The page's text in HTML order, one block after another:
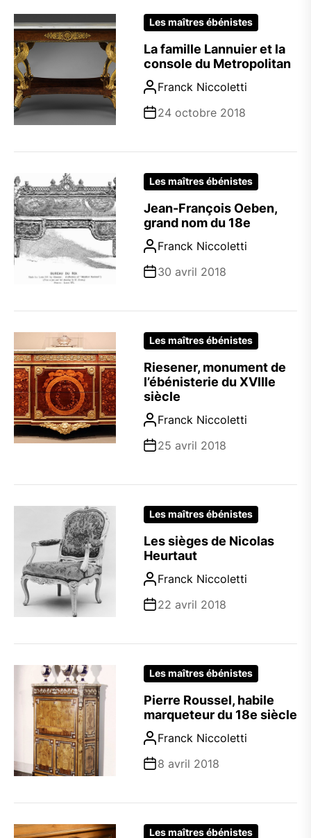
Les maîtres ébénistes
La famille Lannuier et la
console du Metropolitan
Franck Niccoletti
24 octobre 2018
Les maîtres ébénistes
Jean-François Oeben,
grand nom du 18e
Franck Niccoletti
30 avril 2018
Les maîtres ébénistes
Riesener, monument de
l’ébénisterie du XVIIIe
siècle
Franck Niccoletti
25 avril 2018
Les maîtres ébénistes
Les sièges de Nicolas
Heurtaut
Franck Niccoletti
22 avril 2018
Les maîtres ébénistes
Pierre Roussel, habile
marqueteur du 18e siècle
Franck Niccoletti
8 avril 2018
Les maîtres ébénistes